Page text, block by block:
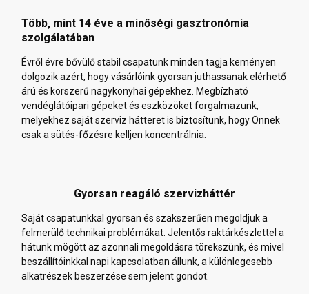
Több, mint 14 éve a minőségi gasztronómia
szolgálatában
Évről évre bővülő stabil csapatunk minden tagja keményen
dolgozik azért, hogy vásárlóink gyorsan juthassanak elérhető
árú és korszerű nagykonyhai gépekhez. Megbízható
vendéglátóipari gépeket és eszközöket forgalmazunk,
melyekhez saját szerviz hátteret is biztosítunk, hogy Önnek
csak a sütés-főzésre kelljen koncentrálnia.
Gyorsan reagáló szervizháttér
Saját csapatunkkal gyorsan és szakszerűen megoldjuk a
felmerülő technikai problémákat. Jelentős raktárkészlettel a
hátunk mögött az azonnali megoldásra törekszünk, és mivel
beszállítóinkkal napi kapcsolatban állunk, a különlegesebb
alkatrészek beszerzése sem jelent gondot.